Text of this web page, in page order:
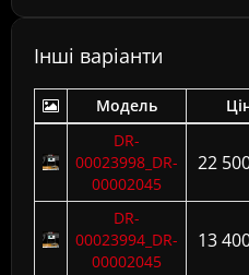
Інші варіанти
Модель
DR-
00023998_DR-
00002045
22
DR-
00023994_DR-
00002045
13